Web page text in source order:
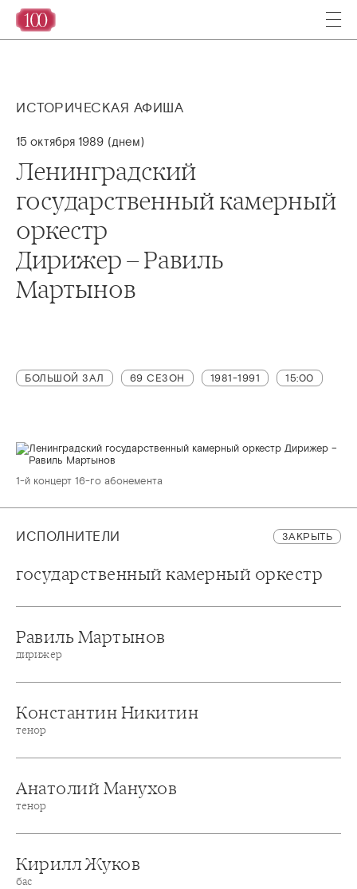
ИСТОРИЧЕСКАЯ АФИША
15 октября 1989 (днем)
Ленинградский
государственный камерный
оркестр
Дирижер – Равиль
Мартынов
БОЛЬШОЙ ЗАЛ 69 СЕЗОН 1981-1991 15:00
1-й концерт 16-го абонемента
ИСПОЛНИТЕЛИ ЗАКРЫТЬ
государственный камерный оркестр
Равиль Мартынов
дирижер
Константин Никитин
тенор
Анатолий Манухов
тенор
Кирилл Жуков
бас